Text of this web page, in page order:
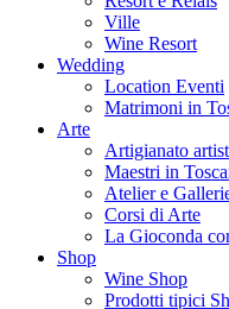
Ville
Wine Resort
Wedding
Location Eventi
Matrimoni in
Arte
Artigianato
Maestri in
Atelier e
Corsi di Arte
La Gioconda
Shop
Wine Shop
Prodotti tipici